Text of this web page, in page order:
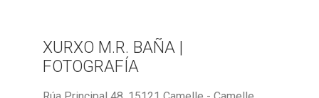
XURXO M.R. BAÑA |
FOTOGRAFÍA